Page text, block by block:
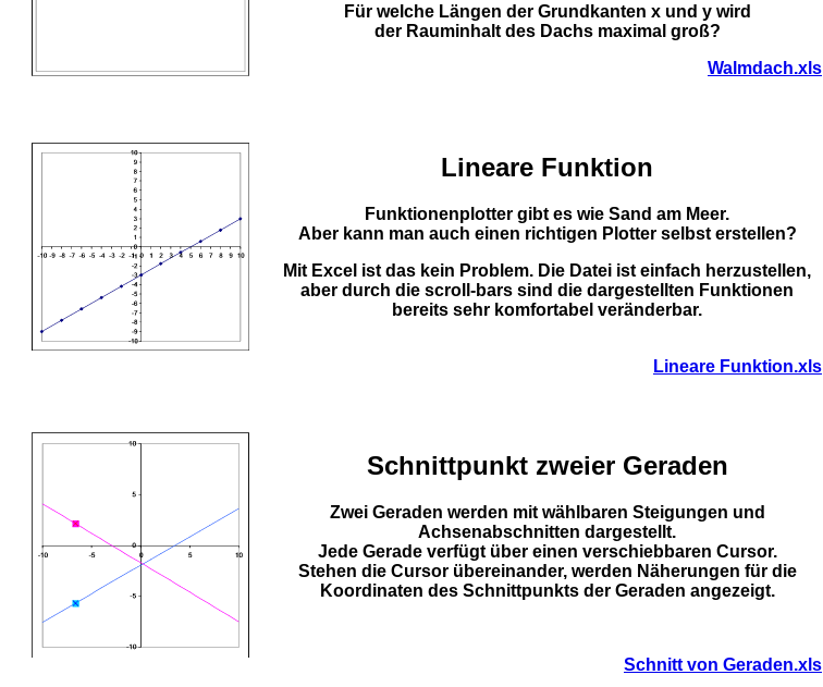
Für welche Längen der Grundkanten x und y wird
der Rauminhalt des Dachs maximal groß?
Walmdach.xls
Lineare Funktion
Funktionenplotter gibt es wie Sand am Meer.
Aber kann man auch einen richtigen Plotter selbst erstellen?
Mit Excel ist das kein Problem. Die Datei ist einfach herzustellen,
aber durch die scroll-bars sind die dargestellten Funktionen
bereits sehr komfortabel veränderbar.
Lineare Funktion.xls
Schnittpunkt zweier Geraden
Zwei Geraden werden mit wählbaren Steigungen und
Achsenabschnitten dargestellt.
Jede Gerade verfügt über einen verschiebbaren Cursor.
Stehen die Cursor übereinander, werden Näherungen für die
Koordinaten des Schnittpunkts der Geraden angezeigt.
Schnitt von Geraden.xls